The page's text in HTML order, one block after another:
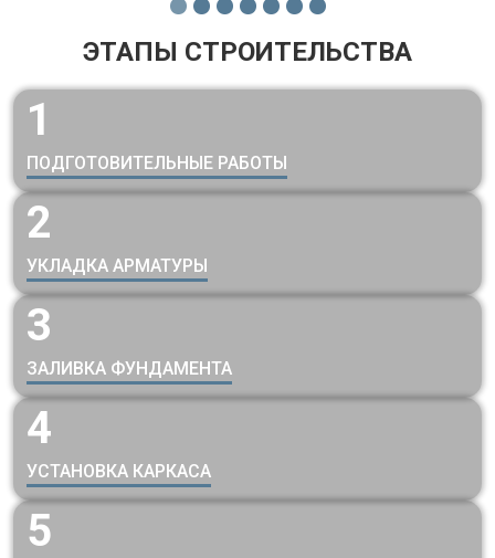
ЭТАПЫ СТРОИТЕЛЬСТВА
1
ПОДГОТОВИТЕЛЬНЫЕ РАБОТЫ
2
УКЛАДКА АРМАТУРЫ
3
ЗАЛИВКА ФУНДАМЕНТА
4
УСТАНОВКА КАРКАСА
5